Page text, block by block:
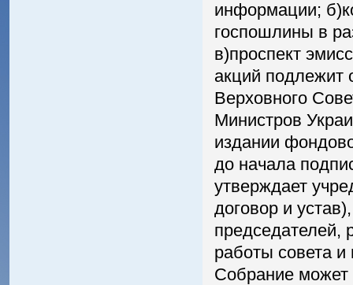
информации;
госпошлины в
в)проспект
акций подлежит
Верховного
Министров
издании
до начала
утверждает
договор и
председателей,
работы совета
Собрание может